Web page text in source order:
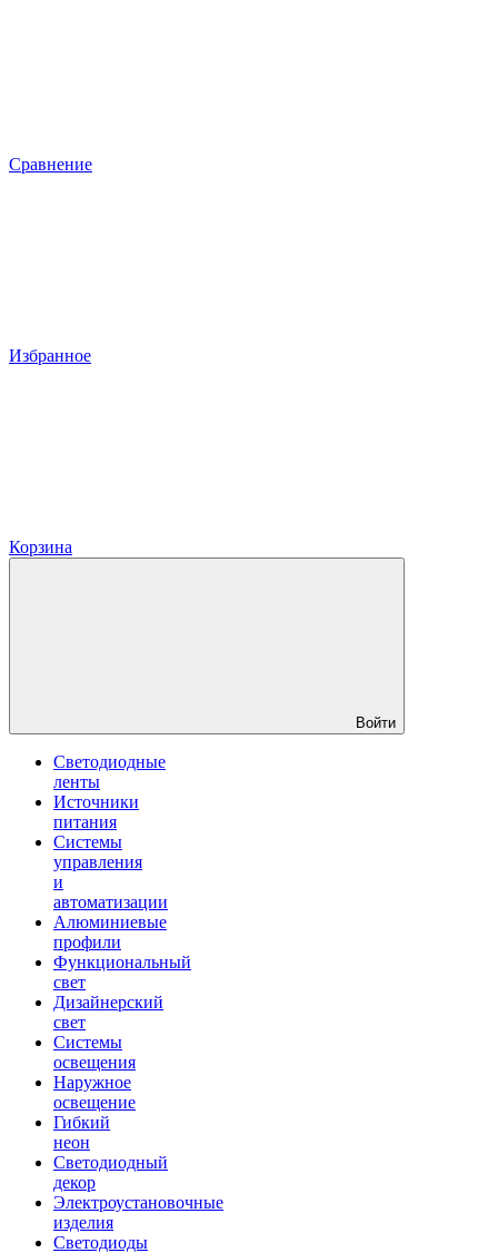
Сравнение
Избранное
Корзина
Войти
Светодиодные
ленты
Источники
питания
Системы
управления
и
автоматизации
Алюминиевые
профили
Функциональный
свет
Дизайнерский
свет
Системы
освещения
Наружное
освещение
Гибкий
неон
Светодиодный
декор
Электроустановочные
изделия
Светодиоды